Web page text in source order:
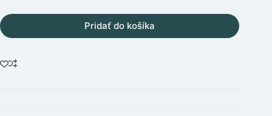
Pridať do košíka